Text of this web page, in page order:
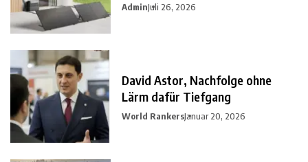
AdminJuli 26, 2026
David Astor, Nachfolge ohne
Lärm dafür Tiefgang
World RankersJanuar 20, 2026